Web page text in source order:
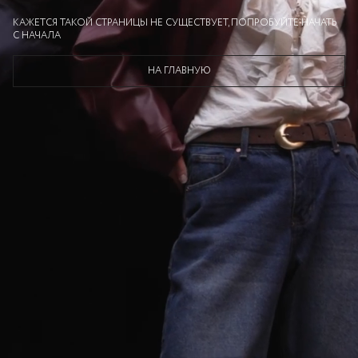
КАЖЕТСЯ ТАКОЙ СТРАНИЦЫ НЕ СУЩЕСТВУЕТ, ПОПРОБУЙТЕ НАЧАТЬ
С НАЧАЛА
НА ГЛАВНУЮ